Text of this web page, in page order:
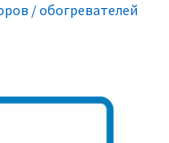
/ обогревателей